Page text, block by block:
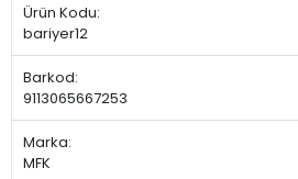
Ürün Kodu:
bariyer12
Barkod:
9113065667253
Marka:
MFK